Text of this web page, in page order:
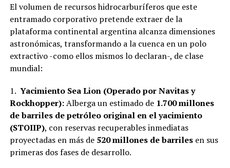
El volumen de recursos hidrocarburíferos que este
entramado corporativo pretende extraer de la
plataforma continental argentina alcanza dimensiones
astronómicas, transformando a la cuenca en un polo
extractivo -como ellos mismos lo declaran-, de clase
mundial:
1. Yacimiento Sea Lion (Operado por Navitas y
Rockhopper):Alberga un estimado de 1.700 millones
de barriles de petróleo original en el yacimiento
(STOIIP), con reservas recuperables inmediatas
proyectadas en más de 520 millones de barrilesen sus
primeras dos fases de desarrollo.